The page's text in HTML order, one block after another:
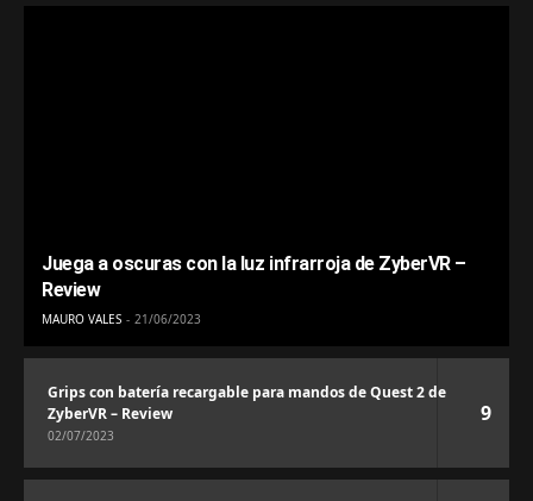
Juega a oscuras con la luz infrarroja de ZyberVR –
Review
MAURO VALES 21/06/2023
Grips con batería recargable para mandos de Quest 2 de
ZyberVR – Review
02/07/2023
9